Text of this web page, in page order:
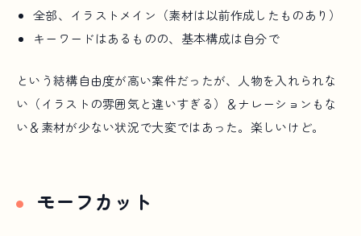
全部、イラストメイン（素材は以前作成したものあり）
キーワードはあるものの、基本構成は自分で
という結構自由度が高い案件だったが、人物を入れられな
い（イラストの雰囲気と違いすぎる）＆ナレーションもな
い＆素材が少ない状況で大変ではあった。楽しいけど。
モーフカット